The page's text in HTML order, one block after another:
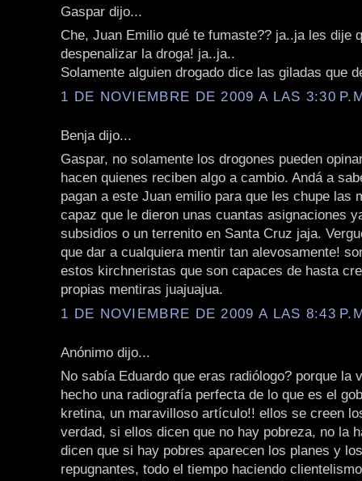
Gaspar dijo...
Che, Juan Emilio qué te fumaste?? ja..ja les dije
despenalizar la droga! ja..ja..
Solamente alguien drogado dice las giladas que
1 DE NOVIEMBRE DE 2009 A LAS 3:30
Benja dijo...
Gaspar, no solamente los drogones pueden
hacen quienes reciben algo a cambio. Andá a
pagan a este Juan emilio para que les chupe las
capaz que le dieron unas cuantas asignaciones
subsidios o un terrenito en Santa Cruz jaja.
que dar a cualquiera mentir tan alevosamente!
estos kirchneristas que son capaces de hasta
propias mentiras juajuajua.
1 DE NOVIEMBRE DE 2009 A LAS 8:43
Anónimo dijo...
No sabía Eduardo que eras radiólogo? porque la
hecho una radiografía perfecta de lo que es el
kretina, un maravilloso artículo!! ellos se creen
verdad, si ellos dicen que no hay pobreza, no la
dicen que si hay pobres aparecen los planes y
repugnantes, todo el tiempo haciendo